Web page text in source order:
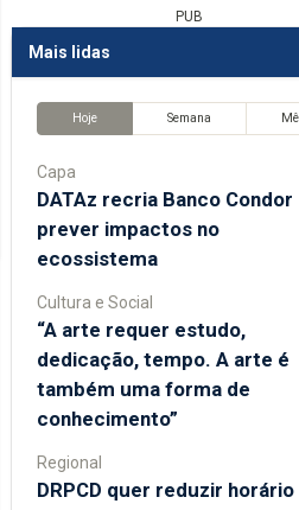
PUB
Mais lidas
Hoje Semana
Capa
DATAz recria Banco Condor
prever impactos no
ecossistema
Cultura e Social
“A arte requer estudo,
dedicação, tempo. A arte é
também uma forma de
conhecimento”
Regional
DRPCD quer reduzir horário